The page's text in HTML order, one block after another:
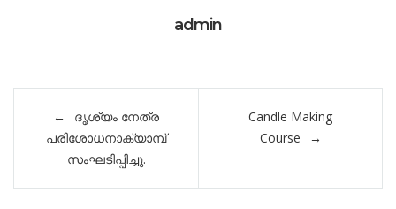
admin
navigation
ദൃശ്യം നേത്ര
പരിശോധനാക്യാമ്പ്
സംഘടിപ്പിച്ചു.
Candle Making
Course